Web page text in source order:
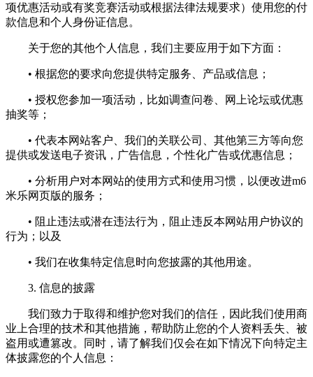
项优惠活动或有奖竞赛活动或根据法律法规要求）使用您的付
款信息和个人身份证信息。
关于您的其他个人信息，我们主要应用于如下方面：
• 根据您的要求向您提供特定服务、产品或信息；
• 授权您参加一项活动，比如调查问卷、网上论坛或优惠
抽奖等；
• 代表本网站客户、我们的关联公司、其他第三方等向您
提供或发送电子资讯，广告信息，个性化广告或优惠信息；
• 分析用户对本网站的使用方式和使用习惯，以便改进m6
米乐网页版的服务；
• 阻止违法或潜在违法行为，阻止违反本网站用户协议的
行为；以及
• 我们在收集特定信息时向您披露的其他用途。
3. 信息的披露
我们致力于取得和维护您对我们的信任，因此我们使用商
业上合理的技术和其他措施，帮助防止您的个人资料丢失、被
盗用或遭篡改。同时，请了解我们仅会在如下情况下向特定主
体披露您的个人信息：